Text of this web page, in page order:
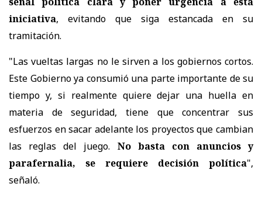
iniciativa, evitando que siga estancada en su
tramitación.
"Las vueltas largas no le sirven a los gobiernos cortos.
Este Gobierno ya consumió una parte importante de su
tiempo y, si realmente quiere dejar una huella en
materia de seguridad, tiene que concentrar sus
esfuerzos en sacar adelante los proyectos que cambian
las reglas del juego. No basta con anuncios y
parafernalia, se requiere decisión política",
señaló.